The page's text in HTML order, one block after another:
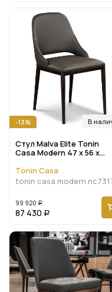
В
-13%
Стул Malva Elite Tonin
Casa Modern 47 x 56 x
Tonin Casa
tonin casa modern
99 920 Р
87 430 Р